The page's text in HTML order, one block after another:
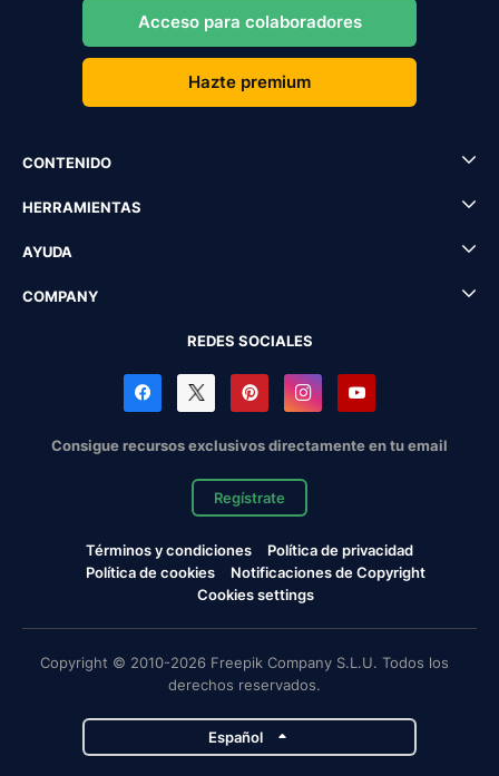
Acceso para colaboradores
Hazte premium
CONTENIDO
HERRAMIENTAS
AYUDA
COMPANY
REDES SOCIALES
Consigue recursos exclusivos directamente en tu email
Regístrate
Términos y condiciones
Política de privacidad
Política de cookies
Notificaciones de Copyright
Cookies settings
Copyright © 2010-2026 Freepik Company S.L.U. Todos los
derechos reservados.
Español